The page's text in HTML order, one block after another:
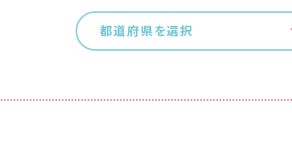
都道府県を選択